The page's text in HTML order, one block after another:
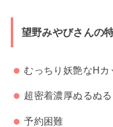
望野みやびさんの
むっちり妖艶なHカ
超密着濃厚ぬるぬ
予約困難